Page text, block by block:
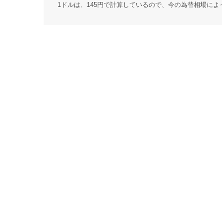
1ドルは、145円で計算しているので、今の為替相場によ